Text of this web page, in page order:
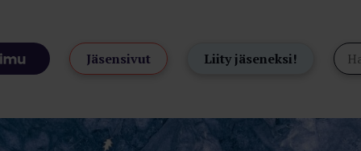
Jäsensivut Liity jäseneksi!